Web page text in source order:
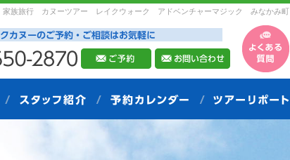
族旅行 カヌーツアー レイクウォーク アドベンチャーマジック みなかみ町